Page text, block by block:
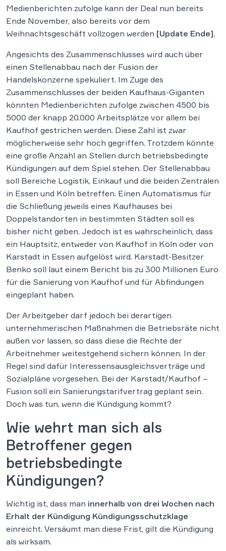
Medienberichten zufolge kann der Deal nun bereits
Ende November, also bereits vor dem
Weihnachtsgeschäft vollzogen werden [Update Ende].
Angesichts des Zusammenschlusses wird auch über
einen Stellenabbau nach der Fusion der
Handelskonzerne spekuliert. Im Zuge des
Zusammenschlusses der beiden Kaufhaus-Giganten
könnten Medienberichten zufolge zwischen 4500 bis
5000 der knapp 20.000 Arbeitsplätze vor allem bei
Kaufhof gestrichen werden. Diese Zahl ist zwar
möglicherweise sehr hoch gegriffen. Trotzdem könnte
eine große Anzahl an Stellen durch betriebsbedingte
Kündigungen auf dem Spiel stehen. Der Stellenabbau
soll Bereiche Logistik, Einkauf und die beiden Zentralen
in Essen und Köln betreffen. Einen Automatismus für
die Schließung jeweils eines Kaufhauses bei
Doppelstandorten in bestimmten Städten soll es
bisher nicht geben. Jedoch ist es wahrscheinlich, dass
ein Hauptsitz, entweder von Kaufhof in Köln oder von
Karstadt in Essen aufgelöst wird. Karstadt-Besitzer
Benko soll laut einem Bericht bis zu 300 Millionen Euro
für die Sanierung von Kaufhof und für Abfindungen
eingeplant haben.
Der Arbeitgeber darf jedoch bei derartigen
unternehmerischen Maßnahmen die Betriebsräte nicht
außen vor lassen, so dass diese die Rechte der
Arbeitnehmer weitestgehend sichern können. In der
Regel sind dafür Interessensausgleichsverträge und
Sozialpläne vorgesehen. Bei der Karstadt/Kaufhof –
Fusion soll ein Sanierungstarifvertrag geplant sein.
Doch was tun, wenn die Kündigung kommt?
Wie wehrt man sich als
Betroffener gegen
betriebsbedingte
Kündigungen?
Wichtig ist, dass man innerhalb von drei Wochen nach
Erhalt der Kündigung Kündigungsschutzklage
einreicht. Versäumt man diese Frist, gilt die Kündigung
als wirksam.